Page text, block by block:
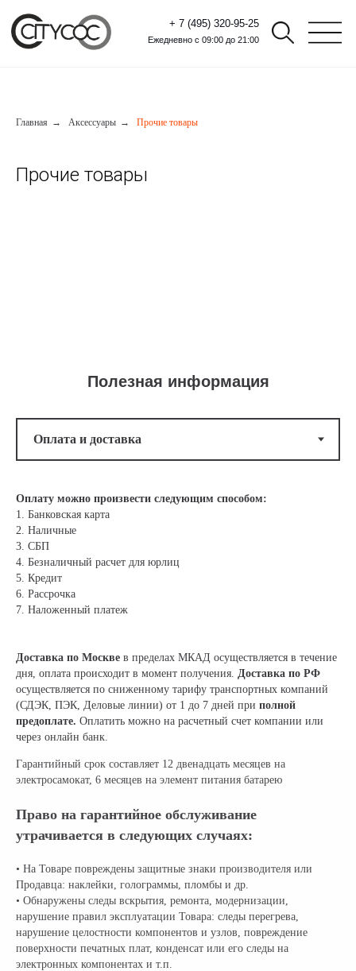
Ежедневно с 09:00 до 21:00
Главная → Аксессуары → Прочие товары
Прочие товары
Полезная информация
Оплату можно произвести следующим способом:
1. Банковская карта
2. Наличные
3. СБП
4. Безналичный расчет для юрлиц
5. Кредит
6. Рассрочка
7. Наложенный платеж
Доставка по Москве в пределах МКАД осуществляется в течение
дня, оплата происходит в момент получения. Доставка по РФ
осуществляется по сниженному тарифу транспортных компаний
(СДЭК, ПЭК, Деловые линии) от 1 до 7 дней при полной
предоплате. Оплатить можно на расчетный счет компании или
через онлайн банк.
Гарантийный срок составляет 12 двенадцать месяцев на
электросамокат, 6 месяцев на элемент питания батарею
Право на гарантийное обслуживание
утрачивается в следующих случаях:
• На Товаре повреждены защитные знаки производителя или
Продавца: наклейки, голограммы, пломбы и др.
• Обнаружены следы вскрытия, ремонта, модернизации,
нарушение правил эксплуатации Товара: следы перегрева,
нарушение целостности компонентов и узлов, повреждение
поверхности печатных плат, конденсат или его следы на
электронных компонентах и т.п.